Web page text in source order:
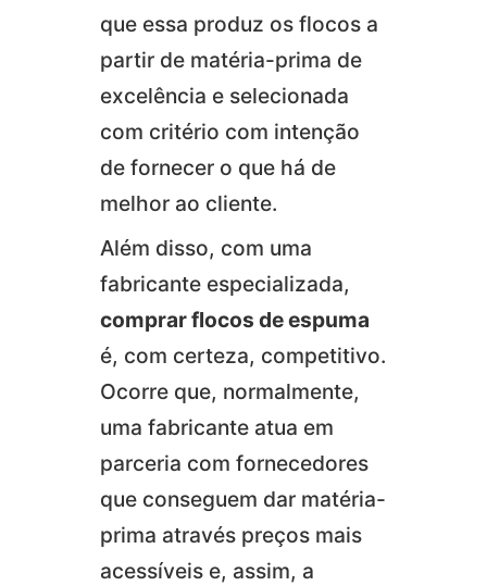
que essa produz os flocos a
partir de matéria-prima de
excelência e selecionada
com critério com intenção
de fornecer o que há de
melhor ao cliente.
Além disso, com uma
fabricante especializada,
comprar flocos de espuma
é, com certeza, competitivo.
Ocorre que, normalmente,
uma fabricante atua em
parceria com fornecedores
que conseguem dar matéria-
prima através preços mais
acessíveis e, assim, a